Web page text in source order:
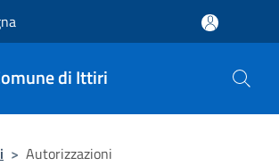
di Ittiri
> Autorizzazioni